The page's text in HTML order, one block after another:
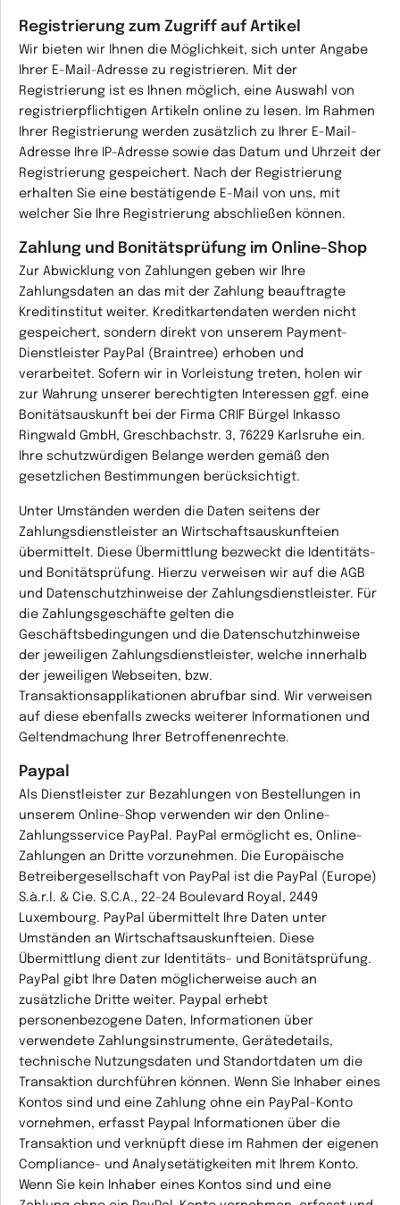
Registrierung zum Zugriff auf Artikel
Wir bieten wir Ihnen die Möglichkeit, sich unter Angabe
Ihrer E-Mail-Adresse zu registrieren. Mit der
Registrierung ist es Ihnen möglich, eine Auswahl von
registrierpflichtigen Artikeln online zu lesen. Im Rahmen
Ihrer Registrierung werden zusätzlich zu Ihrer E-Mail-
Adresse Ihre IP-Adresse sowie das Datum und Uhrzeit der
Registrierung gespeichert. Nach der Registrierung
erhalten Sie eine bestätigende E-Mail von uns, mit
welcher Sie Ihre Registrierung abschließen können.
Zahlung und Bonitätsprüfung im Online-Shop
Zur Abwicklung von Zahlungen geben wir Ihre
Zahlungsdaten an das mit der Zahlung beauftragte
Kreditinstitut weiter. Kreditkartendaten werden nicht
gespeichert, sondern direkt von unserem Payment-
Dienstleister PayPal (Braintree) erhoben und
verarbeitet. Sofern wir in Vorleistung treten, holen wir
zur Wahrung unserer berechtigten Interessen ggf. eine
Bonitätsauskunft bei der Firma CRIF Bürgel Inkasso
Ringwald GmbH, Greschbachstr. 3, 76229 Karlsruhe ein.
Ihre schutzwürdigen Belange werden gemäß den
gesetzlichen Bestimmungen berücksichtigt.
Unter Umständen werden die Daten seitens der
Zahlungsdienstleister an Wirtschaftsauskunfteien
übermittelt. Diese Übermittlung bezweckt die Identitäts-
und Bonitätsprüfung. Hierzu verweisen wir auf die AGB
und Datenschutzhinweise der Zahlungsdienstleister. Für
die Zahlungsgeschäfte gelten die
Geschäftsbedingungen und die Datenschutzhinweise
der jeweiligen Zahlungsdienstleister, welche innerhalb
der jeweiligen Webseiten, bzw.
Transaktionsapplikationen abrufbar sind. Wir verweisen
auf diese ebenfalls zwecks weiterer Informationen und
Geltendmachung Ihrer Betroffenenrechte.
Paypal
Als Dienstleister zur Bezahlungen von Bestellungen in
unserem Online-Shop verwenden wir den Online-
Zahlungsservice PayPal. PayPal ermöglicht es, Online-
Zahlungen an Dritte vorzunehmen. Die Europäische
Betreibergesellschaft von PayPal ist die PayPal (Europe)
S.à.r.l. & Cie. S.C.A., 22-24 Boulevard Royal, 2449
Luxembourg. PayPal übermittelt Ihre Daten unter
Umständen an Wirtschaftsauskunfteien. Diese
Übermittlung dient zur Identitäts- und Bonitätsprüfung.
PayPal gibt Ihre Daten möglicherweise auch an
zusätzliche Dritte weiter. Paypal erhebt
personenbezogene Daten, Informationen über
verwendete Zahlungsinstrumente, Gerätedetails,
technische Nutzungsdaten und Standortdaten um die
Transaktion durchführen können. Wenn Sie Inhaber eines
Kontos sind und eine Zahlung ohne ein PayPal-Konto
vornehmen, erfasst Paypal Informationen über die
Transaktion und verknüpft diese im Rahmen der eigenen
Compliance- und Analysetätigkeiten mit Ihrem Konto.
Wenn Sie kein Inhaber eines Kontos sind und eine